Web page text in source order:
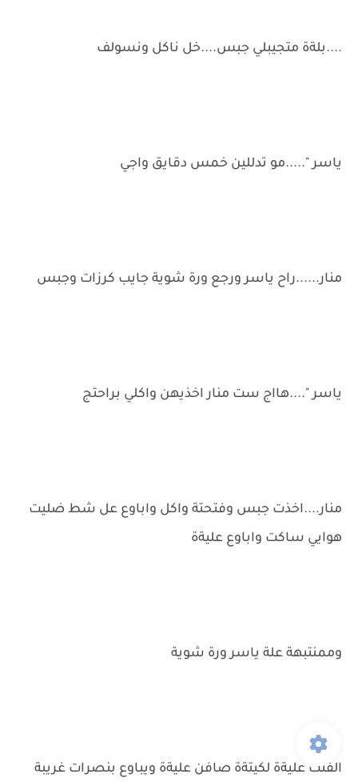
....بلةة متجيبلي جبس....خل ناكل ونسولف
ياسر ".....مو تدللين خمس دقايق واجي
منار......راح ياسر ورجع ورة شوية جايب كرزات وجبس
ياسر "....هااج ست منار اخذيهن واكلي براحتج
منار....اخذت جبس وفتحتة واكل واباوع عل شط ضليت
هوايي ساكت واباوع عليةة
وممنتبهة علة ياسر ورة شوية
الفتت عليةة لكيتةة صافن عليةة ويباوع بنصرات غريبة